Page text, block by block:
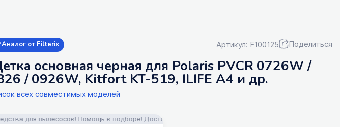
Аналог от Filterix Артикул: F100125 Поделиться
основная черная для Polaris PVCR 0726W /
/ 0926W, Kitfort KT-519, ILIFE A4 и др.
всех совместимых моделей
пылесосов! Помощь в подборе! Доставка! FILTERIX — Запчасти, аксессуары и моющие